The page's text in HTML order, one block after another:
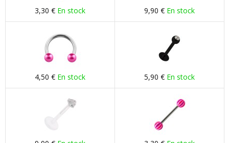
3,30 € En stock 9,90 € En stock
4,50 € En stock 5,90 € En stock